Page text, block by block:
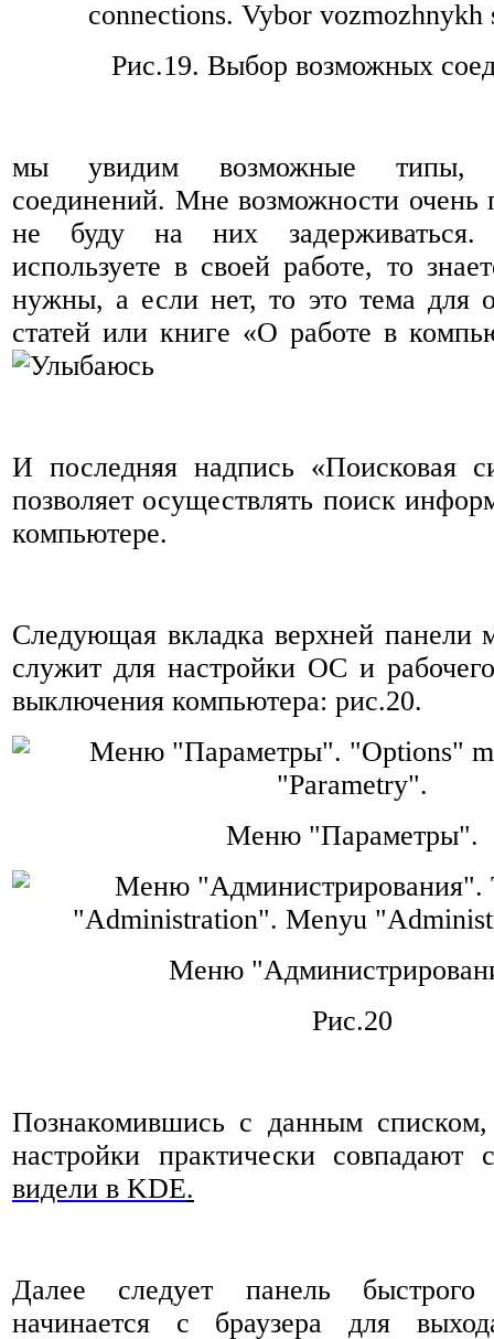
Рис.19. Выбор возможных
мы увидим возможные типы,
соединений. Мне возможности очень
не буду на них
используете в своей работе, то
нужны, а если нет, то это тема для
статей или книге «О работе в
И последняя надпись «Поисковая
позволяет осуществлять поиск
компьютере.
Следующая вкладка верхней панели
служит для настройки ОС и
выключения компьютера: рис.20.
Меню "Параметры".
Меню
Рис.20
Познакомившись с данным
настройки практически
видели в KDE.
Далее следует панель
начинается с браузера для